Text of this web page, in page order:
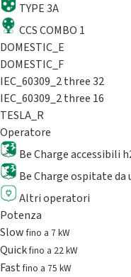
TYPE 3A
CCS COMBO 1
DOMESTIC_E
DOMESTIC_F
IEC_60309_2 three 32
IEC_60309_2 three 16
TESLA_R
Operatore
Be Charge accessibili
Be Charge ospitate
Altri operatori
Potenza
Slowfino a 7 kW
Quickfino a 22 kW
Fastfino a 75 kW